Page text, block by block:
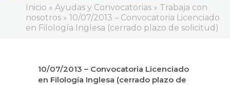
Inicio » Ayudas y Convocatorias » Trabaja con
nosotros » 10/07/2013 – Convocatoria Licenciado
en Filología Inglesa (cerrado plazo de solicitud)
10/07/2013 – Convocatoria Licenciado
en Filología Inglesa (cerrado plazo de